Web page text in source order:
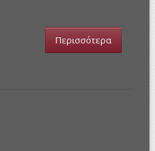
Περισσότερα